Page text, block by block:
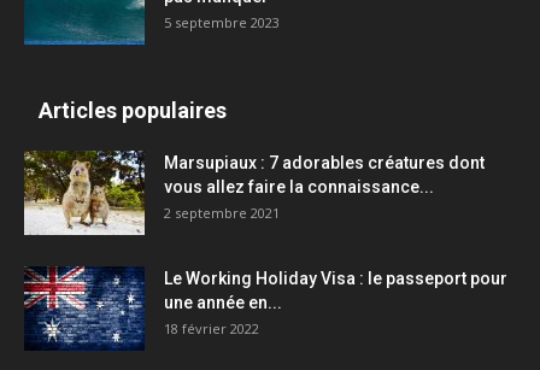
5 septembre 2023
Articles populaires
Marsupiaux : 7 adorables créatures dont
vous allez faire la connaissance...
2 septembre 2021
Le Working Holiday Visa : le passeport pour
une année en...
18 février 2022